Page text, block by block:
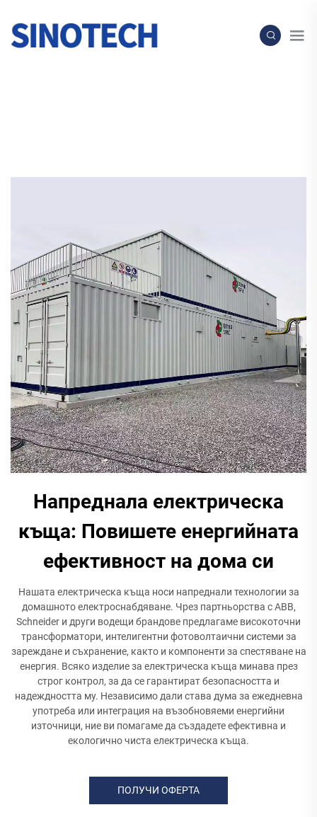
Напреднала електрическа
къща: Повишете енергийната
ефективност на дома си
Нашата електрическа къща носи напреднали технологии за
домашното електроснабдяване. Чрез партньорства с ABB,
Schneider и други водещи брандове предлагаме високоточни
трансформатори, интелигентни фотоволтаични системи за
зареждане и съхранение, както и компоненти за спестяване на
енергия. Всяко изделие за електрическа къща минава през
строг контрол, за да се гарантират безопасността и
надеждността му. Независимо дали става дума за ежедневна
употреба или интеграция на възобновяеми енергийни
източници, ние ви помагаме да създадете ефективна и
екологично чиста електрическа къща.
ПОЛУЧИ ОФЕРТА